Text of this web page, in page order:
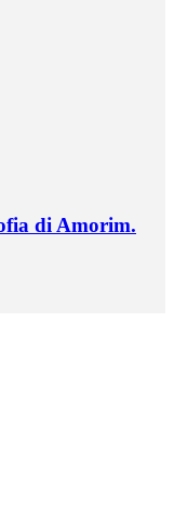
di Amorim.